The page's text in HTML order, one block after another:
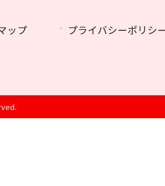
ップ プライバシーポリシ